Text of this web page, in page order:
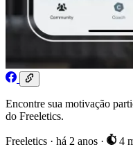
Encontre sua motivação
do Freeletics.
Freeletics · há 2 anos · 4